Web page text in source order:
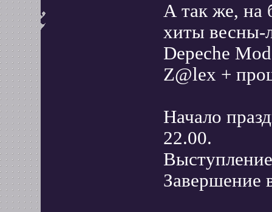
А так же, на
хиты весны-
Depeche
Z@lex +
Начало
22.00.
Завершение